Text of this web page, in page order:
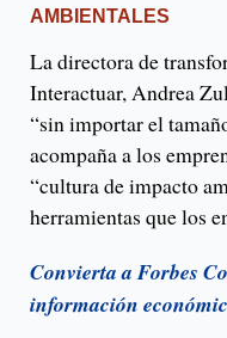
AMBIENTALES
La directora de
Interactuar, Andrea
“sin importar el
acompaña a los
“cultura de impacto
herramientas que los
Convierta a Forbes
información